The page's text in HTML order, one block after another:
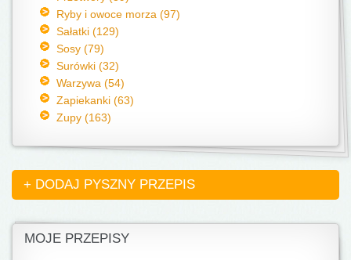
Ryby i owoce morza (97)
Sałatki (129)
Sosy (79)
Surówki (32)
Warzywa (54)
Zapiekanki (63)
Zupy (163)
+ DODAJ PYSZNY PRZEPIS
MOJE PRZEPISY